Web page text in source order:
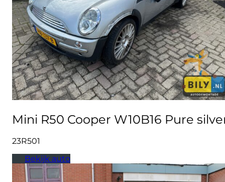
Mini R50 Cooper W10B16 Pure
23R501
Bekijk auto